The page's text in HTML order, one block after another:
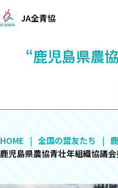
JA全青協
“鹿児島県農
HOME 全国の盟友たち
鹿児島県農協青壮年組織協議